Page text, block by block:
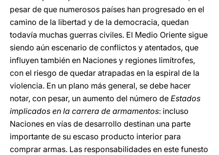
pesar de que numerosos países han progresado en el
camino de la libertad y de la democracia, quedan
todavía muchas guerras civiles. El Medio Oriente sigue
siendo aún escenario de conflictos y atentados, que
influyen también en Naciones y regiones limítrofes,
con el riesgo de quedar atrapadas en la espiral de la
violencia. En un plano más general, se debe hacer
notar, con pesar, un aumento del número de Estados
implicados en la carrera de armamentos: incluso
Naciones en vías de desarrollo destinan una parte
importante de su escaso producto interior para
comprar armas. Las responsabilidades en este funesto